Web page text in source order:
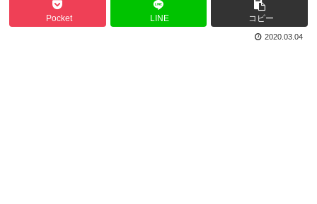
Pocket LINE コピー
2020.03.04